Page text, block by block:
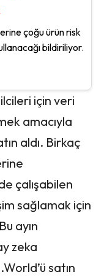
çoğu ürün risk
bildiriliyor.
için veri
amacıyla
aldı. Birkaç
çalışabilen
sağlamak için
ayın
zeka
satın